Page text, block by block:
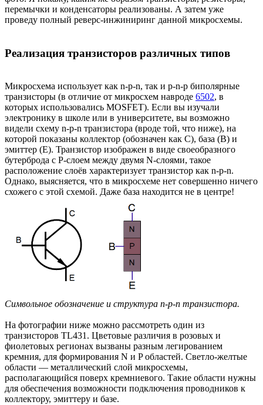
перемычки и конденсаторы реализованы. А затем уже
проведу полный реверс-инжиниринг данной микросхемы.
Реализация транзисторов различных типов
Микросхема использует как n-p-n, так и p-n-p биполярные
транзисторы (в отличие от микросхем навроде 6502, в
которых использовались MOSFET). Если вы изучали
электронику в школе или в университете, вы возможно
видели схему n-p-n транзистора (вроде той, что ниже), на
которой показаны коллектор (обозначен как C), база (B) и
эмиттер (E). Транзистор изображен в виде своеобразного
бутерброда с P-слоем между двумя N-слоями, такое
расположение слоёв характеризует транзистор как n-p-n.
Однако, выясняется, что в микросхеме нет совершенно ничего
схожего с этой схемой. Даже база находится не в центре!
Символьное обозначение и структура n-p-n транзистора.
На фотографии ниже можно рассмотреть один из
транзисторов TL431. Цветовые различия в розовых и
фиолетовых регионах вызваны разным легированием
кремния, для формирования N и P областей. Светло-желтые
области — металлический слой микросхемы,
располагающийся поверх кремниевого. Такие области нужны
для обеспечения возможности подключения проводников к
коллектору, эмиттеру и базе.